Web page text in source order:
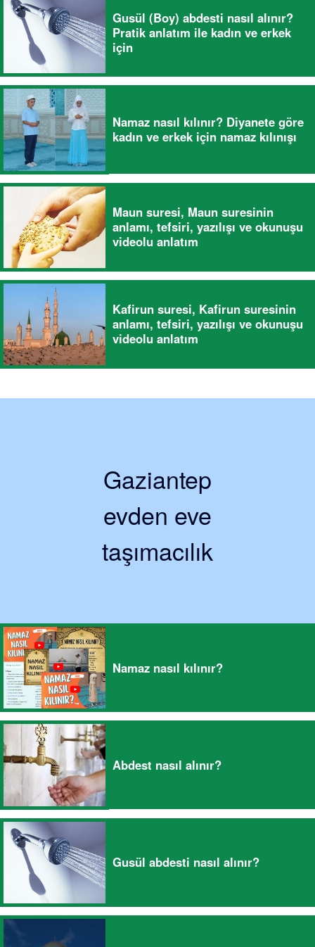
Gusül (Boy) abdesti nasıl alınır?
Pratik anlatım ile kadın ve erkek
için
Namaz nasıl kılınır? Diyanete göre
kadın ve erkek için namaz kılınışı
Maun suresi, Maun suresinin
anlamı, tefsiri, yazılışı ve okunuşu
videolu anlatım
Kafirun suresi, Kafirun suresinin
anlamı, tefsiri, yazılışı ve okunuşu
videolu anlatım
Gaziantep
evden eve
taşımacılık
Namaz nasıl kılınır?
Abdest nasıl alınır?
Gusül abdesti nasıl alınır?